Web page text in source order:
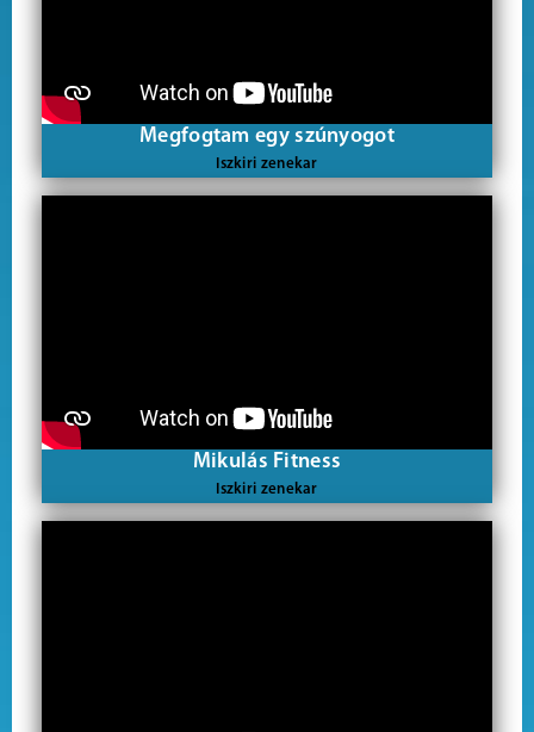
Megfogtam egy szúnyogot
Iszkiri zenekar
Mikulás Fitness
Iszkiri zenekar